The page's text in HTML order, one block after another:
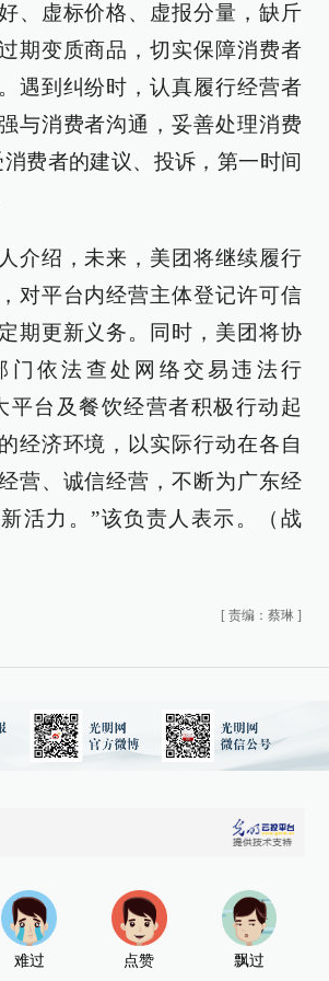
、虚标价格、虚报分量，缺斤
期变质商品，切实保障消费者
遇到纠纷时，认真履行经营者
与消费者沟通，妥善处理消费
费者的建议、投诉，第一时间
介绍，未来，美团将继续履行
对平台内经营主体登记许可信
期更新义务。同时，美团将协
门依法查处网络交易违法行
平台及餐饮经营者积极行动起
经济环境，以实际行动在各自
营、诚信经营，不断为广东经
活力。”该负责人表示。（战
[ 责编：蔡琳 ]
难过 点赞 飘过